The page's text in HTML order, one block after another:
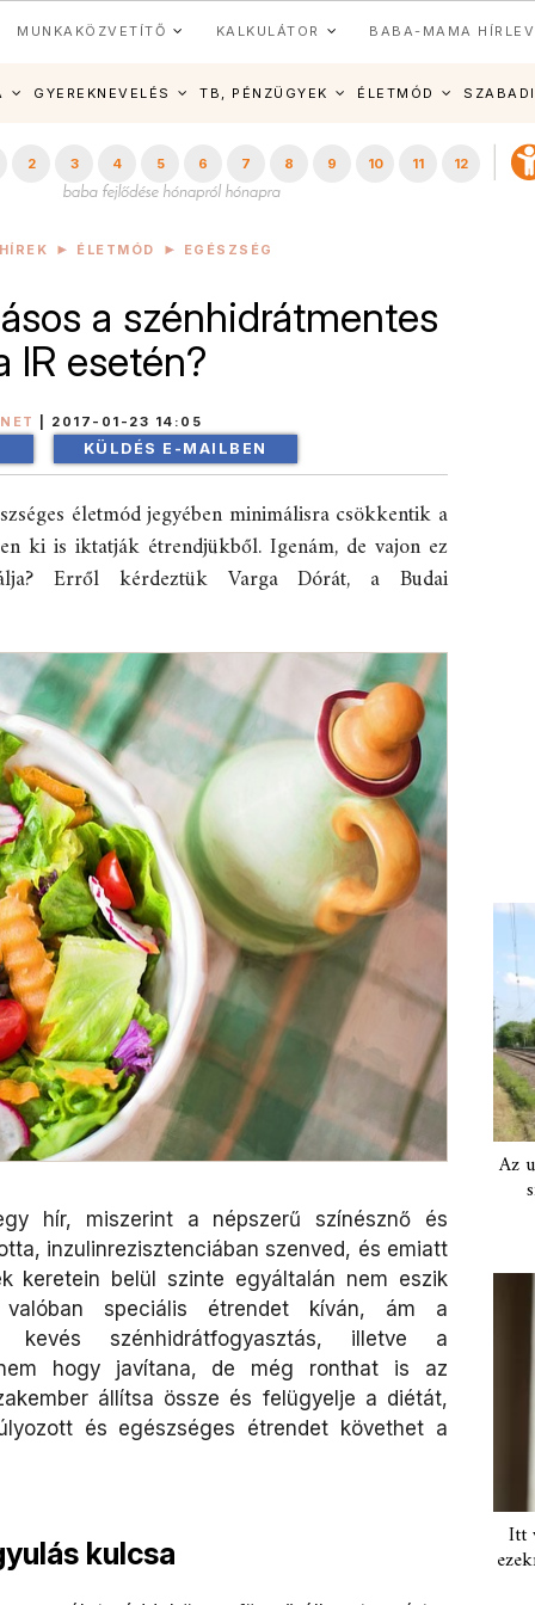
MUNKAKÖZVETÍTŐ KALKULÁTOR BABA-MAMA
GYEREKNEVELÉS TB, PÉNZÜGYEK ÉLETMÓD
2 3 4 5 6 7 8 9 10 11 12
ÉLETMÓD EGÉSZSÉG
a szénhidrátmentes
IR esetén?
2017-01-23 14:05
KÜLDÉS E-MAILBEN
életmód jegyében minimálisra csökkentik a
ki is iktatják étrendjükből. Igenám, de vajon ez
Erről kérdeztük Varga Dórát, a Budai
hír, miszerint a népszerű színésznő és
inzulinrezisztenciában szenved, és emiatt
keretein belül szinte egyáltalán nem eszik
speciális étrendet kíván, ám a
szénhidrátfogyasztás, illetve a
nem hogy javítana, de még ronthat is az
állítsa össze és felügyelje a diétát,
és egészséges étrendet követhet a
kulcsa
Az
Itt